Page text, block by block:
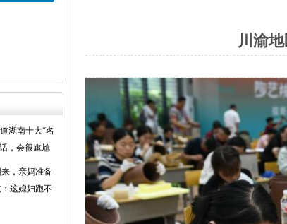
湖南十大“名
，会很尴尬
，亲妈准备
这媳妇跑不
川渝